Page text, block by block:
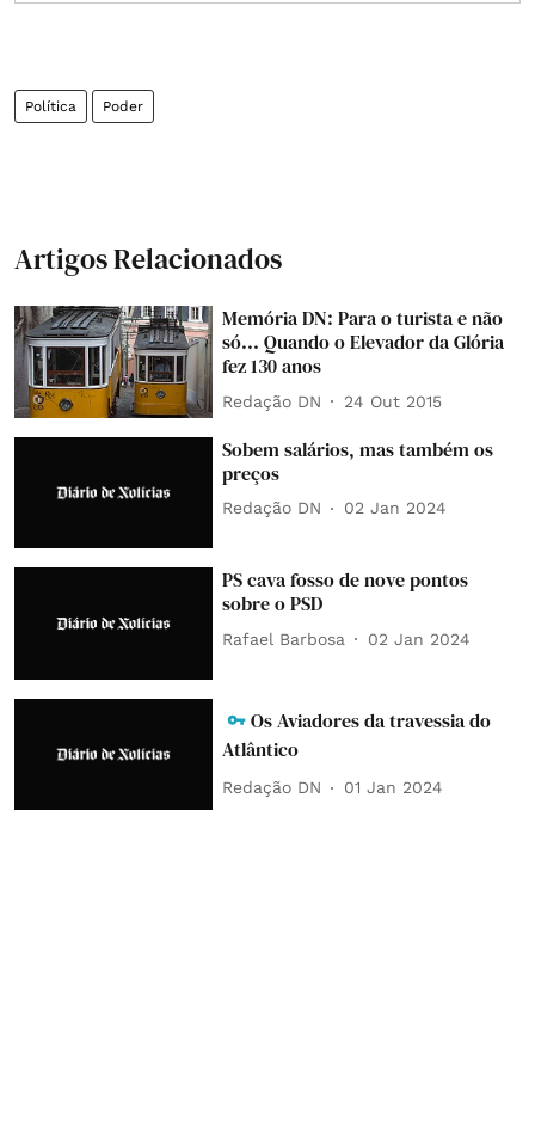
Política Poder
Artigos Relacionados
Memória DN: Para o turista e não
só... Quando o Elevador da Glória
fez 130 anos
Redação DN 24 Out 2015
Sobem salários, mas também os
preços
Redação DN 02 Jan 2024
PS cava fosso de nove pontos
sobre o PSD
Rafael Barbosa 02 Jan 2024
Os Aviadores da travessia do
Atlântico
Redação DN 01 Jan 2024